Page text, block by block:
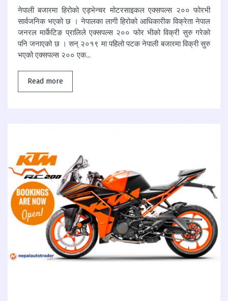
नेपाली बजारमा हिरोको एड्भेन्चर मोटरसाइकल एक्सपल्स २०० फोरभी
सार्वजनिक भएको छ । नेपालका लागी हिरोको आधिकारीक विक्रेता नेपाल
जनरल मार्केटिङ प्रालिले एक्सपल्स २०० फोर भीको विक्री सुरु गरेको
पनि जनाएको छ । सन् २०१९ मा पहिलो पटक नेपाली बजारमा विक्री सुरु
भएको एक्सपल्स २०० एक...
Read more